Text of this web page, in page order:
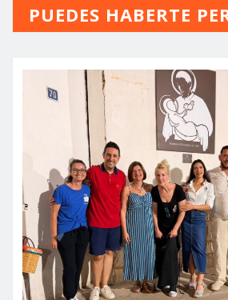
PUEDES HABERTE